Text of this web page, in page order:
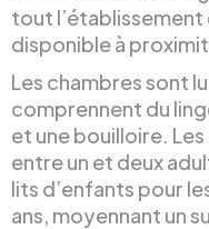
tout
disponible à
Les chambres sont
comprennent du
et une bouilloire.
entre un et deux
lits d’enfants pour
ans, moyennant un